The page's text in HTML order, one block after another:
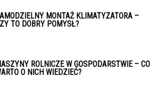
MONTAŻ KLIMATYZATORA –
TO DOBRY POMYSŁ?
ROLNICZE W GOSPODARSTWIE – CO
O NICH WIEDZIEĆ?